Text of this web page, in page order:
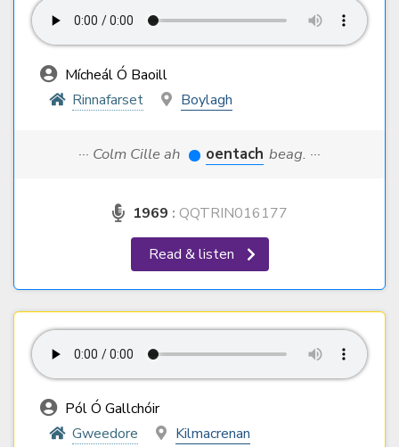
Mícheál Ó Baoill
Rinnafarset
Boylagh
··· Colm Cille ah oentach beag. ···
1969 : QQTRIN016177
Read & listen
Pól Ó Gallchóir
Gweedore
Kilmacrenan